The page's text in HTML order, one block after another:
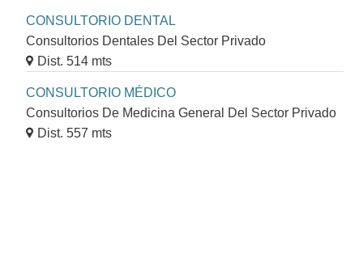
CONSULTORIO DENTAL
Consultorios Dentales Del Sector Privado
Dist. 514 mts
CONSULTORIO MÉDICO
Consultorios De Medicina General Del Sector Privado
Dist. 557 mts